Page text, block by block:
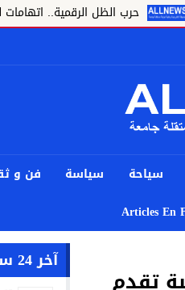
الظل الرقمية.. اتهامات للجزائر
سياحة سياسة فن و
Articles En
تقدم
آخر 24 ساعة